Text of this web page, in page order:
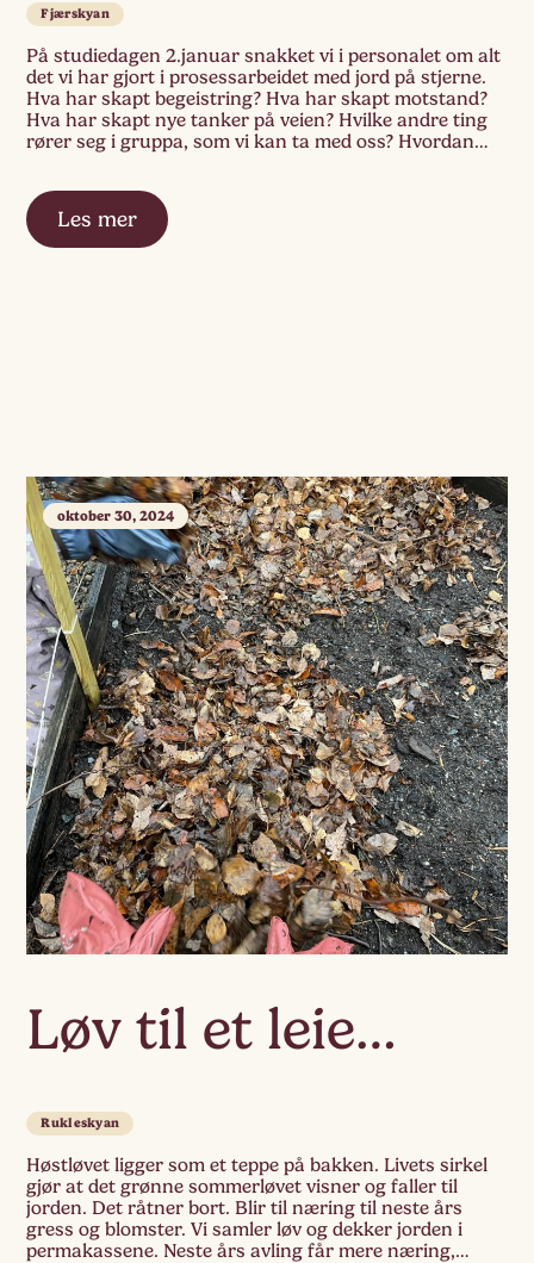
Fjærskyan
På studiedagen 2.januar snakket vi i personalet om alt
det vi har gjort i prosessarbeidet med jord på stjerne.
Hva har skapt begeistring? Hva har skapt motstand?
Hva har skapt nye tanker på veien? Hvilke andre ting
rører seg i gruppa, som vi kan ta med oss? Hvordan
Les mer
Løv til et leie…
oktober 30, 2024
Rukleskyan
Høstløvet ligger som et teppe på bakken. Livets sirkel
gjør at det grønne sommerløvet visner og faller til
jorden. Det råtner bort. Blir til næring til neste års
gress og blomster. Vi samler løv og dekker jorden i
permakassene. Neste års avling får mere næring,